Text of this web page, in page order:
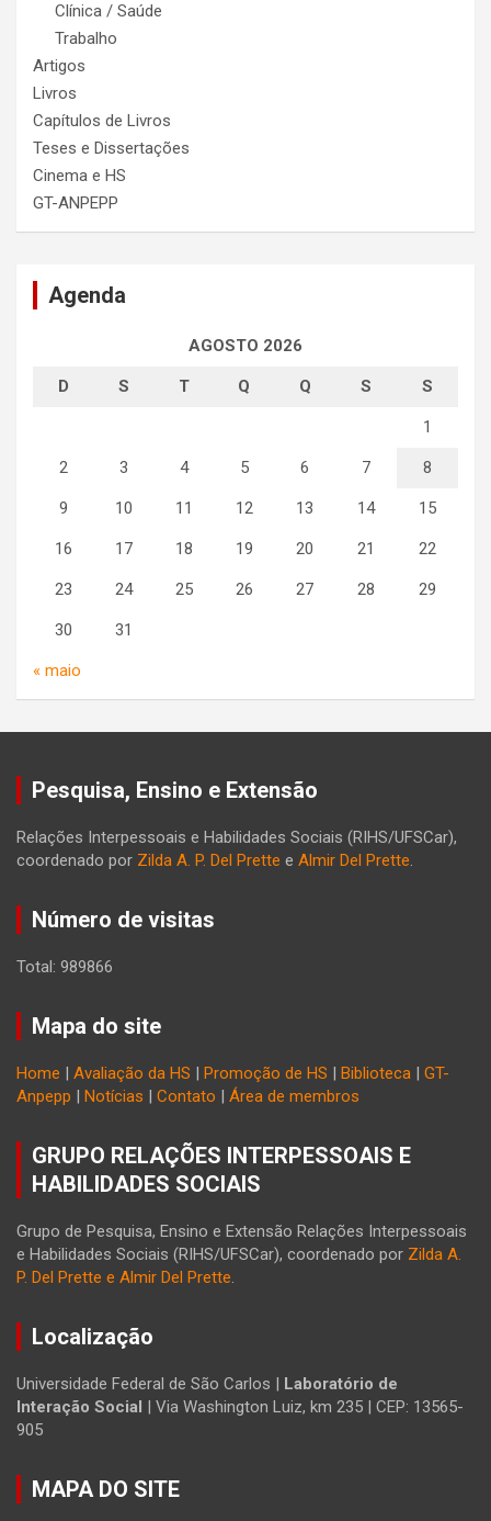
Clínica / Saúde
Trabalho
Artigos
Livros
Capítulos de Livros
Teses e Dissertações
Cinema e HS
GT-ANPEPP
Agenda
AGOSTO 2026
D S T Q Q S S
1
2 3 4 5 6 7 8
9 10 11 12 13 14 15
16 17 18 19 20 21 22
23 24 25 26 27 28 29
30 31
« maio
Pesquisa, Ensino e Extensão
Relações Interpessoais e Habilidades Sociais (RIHS/UFSCar),
coordenado por Zilda A. P. Del Prette e Almir Del Prette.
Número de visitas
Total: 989866
Mapa do site
Home | Avaliação da HS | Promoção de HS | Biblioteca | GT-
Anpepp | Notícias | Contato | Área de membros
GRUPO RELAÇÕES INTERPESSOAIS E
HABILIDADES SOCIAIS
Grupo de Pesquisa, Ensino e Extensão Relações Interpessoais
e Habilidades Sociais (RIHS/UFSCar), coordenado por Zilda A.
P. Del Prette e Almir Del Prette.
Localização
Universidade Federal de São Carlos | Laboratório de
Interação Social | Via Washington Luiz, km 235 | CEP: 13565-
905
MAPA DO SITE